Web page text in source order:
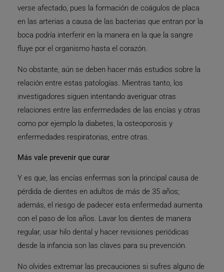
verse afectado, pues la formación de coágulos de placa
en las arterias a causa de las bacterias que entran por la
boca podría interferir en la manera en la que la sangre
fluye por el organismo hasta el corazón.
No obstante, aún se deben hacer más estudios sobre la
relación entre estas patologías. Mientras tanto, los
investigadores siguen intentando averiguar otras
relaciones entre las enfermedades de las encías y otras
como por ejemplo la diabetes, la osteoporosis y
enfermedades respiratorias, entre otras.
Más vale prevenir que curar
Y es que, las encías enfermas son la principal causa de
pérdida de dientes en adultos de más de 35 años;
además, el riesgo de padecer esta enfermedad aumenta
con el paso de los años. Lavar los dientes de manera
regular, usar hilo dental y hacer revisiones periódicas
desde la infancia son las claves para su prevención.
No olvides extremar las precauciones si sufres alguno de